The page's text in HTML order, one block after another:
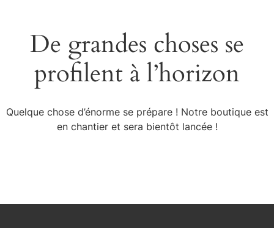
De grandes choses se
profilent à l’horizon
Quelque chose d’énorme se prépare ! Notre boutique est
en chantier et sera bientôt lancée !